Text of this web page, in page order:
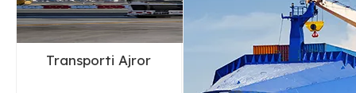
Transporti Ajror